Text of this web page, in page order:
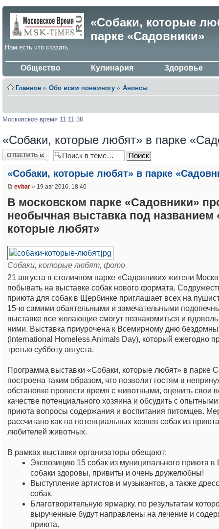
«Собаки, которые
парке «Садовники»
Нам есть что сказать
Общество Кулинария Здоровье
Главное ‹· Обо всем понемногу ‹· Анонсы
Московское время 11:11:36
«Собаки, которые любят» в парке
Ответить
«Собаки, которые любят» в парке
evbar » 19 авг 2016, 18:40
В московском парке «Садовники»
необычная выставка под названием
которые любят»
Собаки, которые любят, фото
21 августа в столичном парке «Садовники» жители
побывать на выставке собак нового формата.
приюта для собак в Щербинке приглашает всех на
15-ю самими обаятельными и замечательными
выставке все желающие смогут познакомиться и
ними. Выставка приурочена к Всемирному дню
(International Homeless Animals Day), который ежегодно
третью субботу августа.
Программа выставки «Собаки, которые любят» в парке
построена таким образом, что позволит гостям в
обстановке провести время с животными, оценить свои
качестве потенциального хозяина и обсудить с
приюта вопросы содержания и воспитания питомцев.
рассчитано как на потенциальных хозяев собак из
любителей животных.
В рамках выставки организаторы обещают:
Экспозицию 15 собак из муниципального приюта
собаки здоровы, привиты и очень дружелюбны!
Выступление артистов и музыкантов, а также
собак.
Благотворительную ярмарку, по результатам
вырученные будут направлены на лечение и
приюта.